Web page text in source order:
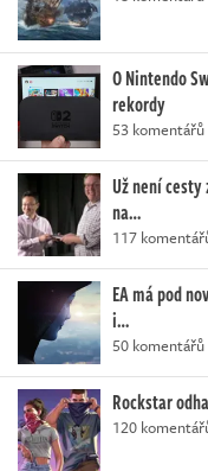
O Nintendo
rekordy
53 komentářů
Už není
na…
117
EA má pod
i…
50 komentářů
Rockstar
120